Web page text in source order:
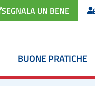
SEGNALA UN BENE
BUONE PRATICHE